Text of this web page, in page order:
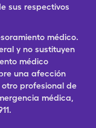
sus respectivos
médico.
y no sustituyen
médico
una afección
profesional de
médica,